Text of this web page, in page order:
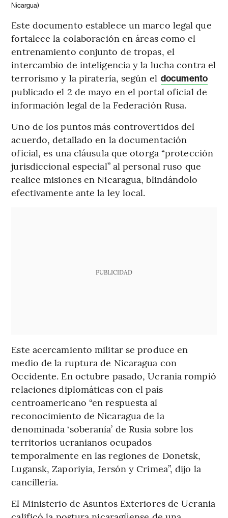
Nicargua)
Este documento establece un marco legal que
fortalece la colaboración en áreas como el
entrenamiento conjunto de tropas, el
intercambio de inteligencia y la lucha contra el
terrorismo y la piratería, según el documento
publicado el 2 de mayo en el portal oficial de
información legal de la Federación Rusa.
Uno de los puntos más controvertidos del
acuerdo, detallado en la documentación
oficial, es una cláusula que otorga “protección
jurisdiccional especial” al personal ruso que
realice misiones en Nicaragua, blindándolo
efectivamente ante la ley local.
PUBLICIDAD
Este acercamiento militar se produce en
medio de la ruptura de Nicaragua con
Occidente. En octubre pasado, Ucrania rompió
relaciones diplomáticas con el país
centroamericano “en respuesta al
reconocimiento de Nicaragua de la
denominada ‘soberanía’ de Rusia sobre los
territorios ucranianos ocupados
temporalmente en las regiones de Donetsk,
Lugansk, Zaporiyia, Jersón y Crimea”, dijo la
cancillería.
El Ministerio de Asuntos Exteriores de Ucrania